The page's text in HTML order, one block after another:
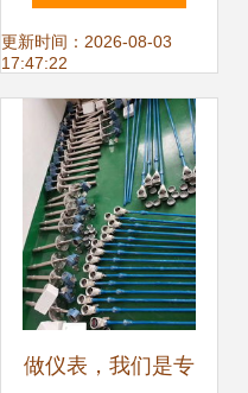
全印谈服务机器人
进入“价值战”新拐
点
更新时间：2026-08-03
17:47:22
做仪表，我们是专